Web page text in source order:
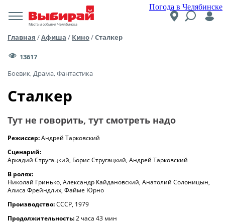
Погода в Челябинске
Места и события Челябинска
Главная /Афиша / Кино/Сталкер
13617
Боевик, Драма, Фантастика
Сталкер
Тут не говорить, тут смотреть надо
Режиссер:Андрей Тарковский
Сценарий:
Аркадий Стругацкий, Борис Стругацкий, Андрей Тарковский
В ролях:
Николай Гринько, Александр Кайдановский, Анатолий Солоницын,
Алиса Фрейндлих, Файме Юрно
Производство:СССР, 1979
Продолжительность:2 часа 43 мин